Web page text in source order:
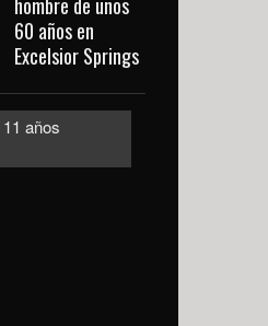
60 años en
Excelsior Springs